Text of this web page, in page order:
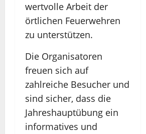
wertvolle Arbeit der
örtlichen Feuerwehren
zu unterstützen.
Die Organisatoren
freuen sich auf
zahlreiche Besucher und
sind sicher, dass die
Jahreshauptübung ein
informatives und